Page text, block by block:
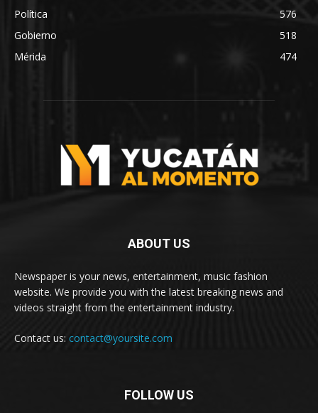
Política
576
Gobierno
518
Mérida
474
ABOUT US
Newspaper is your news, entertainment, music fashion
website. We provide you with the latest breaking news and
videos straight from the entertainment industry.
Contact us: contact@yoursite.com
FOLLOW US